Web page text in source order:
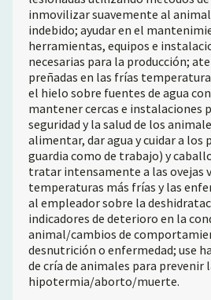
inmovilizar suavemente al
indebido; ayudar en el
herramientas, equipos e
necesarias para la producción;
preñadas en las frías
el hielo sobre fuentes de agua
mantener cercas e instalaciones
seguridad y la salud de los
alimentar, dar agua y cuidar a los
guardia como de trabajo) y
tratar intensamente a las ovejas
temperaturas más frías y las
al empleador sobre la
indicadores de deterioro en la
animal/cambios de
desnutrición o enfermedad; use
de cría de animales para prevenir
hipotermia/aborto/muerte.